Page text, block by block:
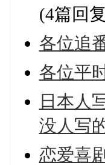
(4篇回
各位追
各位平
日本人
没人写
恋爱喜